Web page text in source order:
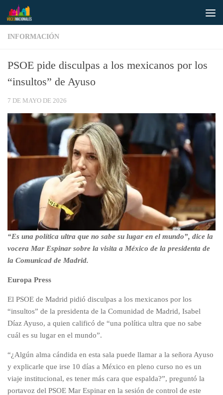
Saltar al contenido
INFORMACIÓN
PSOE pide disculpas a los mexicanos por los
“insultos” de Ayuso
7 DE MAYO DE 2026
“Es una política ultra que no sabe su lugar en el mundo”, dice la
vocera Mar Espinar sobre la visita a México de la presidenta de
la Comunicad de Madrid.
Europa Press
El PSOE de Madrid pidió disculpas a los mexicanos por los
“insultos” de la presidenta de la Comunidad de Madrid, Isabel
Díaz Ayuso, a quien calificó de “una política ultra que no sabe
cuál es su lugar en el mundo”.
“¿Algún alma cándida en esta sala puede llamar a la señora Ayuso
y explicarle que irse 10 días a México en pleno curso no es un
viaje institucional, es tener más cara que espalda?”, preguntó la
portavoz del PSOE Mar Espinar en la sesión de control de este